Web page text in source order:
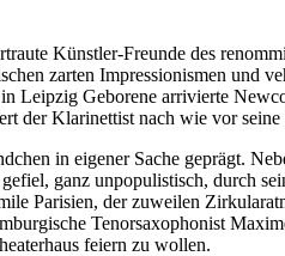
Künstler-Freunde des
zarten Impressionismen und
Leipzig Geborene arrivierte
der Klarinettist nach wie vor
in eigener Sache geprägt.
ganz unpopulistisch, durch
Parisien, der zuweilen
Tenorsaxophonist
feiern zu wollen.